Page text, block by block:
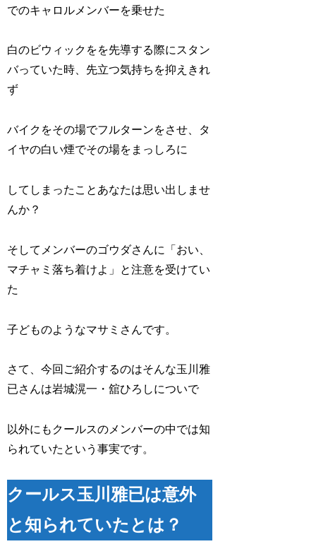
でのキャロルメンバーを乗せた
白のビウィックをを先導する際にスタン
バっていた時、先立つ気持ちを抑えきれ
ず
バイクをその場でフルターンをさせ、タ
イヤの白い煙でその場をまっしろに
してしまったことあなたは思い出しませ
んか？
そしてメンバーのゴウダさんに「おい、
マチャミ落ち着けよ」と注意を受けてい
た
子どものようなマサミさんです。
さて、今回ご紹介するのはそんな玉川雅
已さんは岩城滉一・舘ひろしについで
以外にもクールスのメンバーの中では知
られていたという事実です。
クールス玉川雅已は意外
と知られていたとは？